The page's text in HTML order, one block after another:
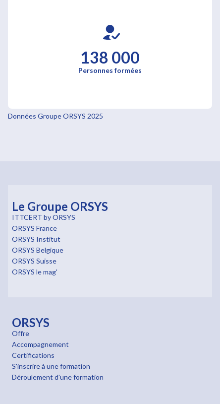
138 000
Personnes formées
Données Groupe ORSYS 2025
Le Groupe ORSYS
ITTCERT by ORSYS
ORSYS France
ORSYS Institut
ORSYS Belgique
ORSYS Suisse
ORSYS le mag'
ORSYS
Offre
Accompagnement
Certifications
S'inscrire à une formation
Déroulement d'une formation